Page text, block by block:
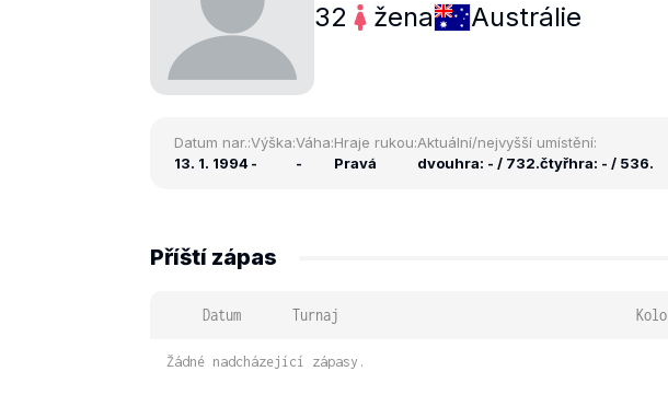
32 žena Austrálie
Datum nar.:
13. 1. 1994
Výška:
-
Váha:
-
Hraje rukou:
Pravá
Aktuální/nejvyšší umístění:
dvouhra: - / 732.čtyřhra: - / 536.
Příští zápas
Datum Turnaj Kolo
Žádné nadcházející zápasy.